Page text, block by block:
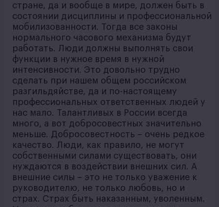
стране, да и вообще в мире, должен быть в
состоянии дисциплины и профессиональной
мобилизованности. Тогда все законы
нормального часового механизма будут
работать. Люди должны выполнять свои
функции в нужное время в нужной
интенсивности. Это довольно трудно
сделать при нашем общем российском
разгильдяйстве, да и по-настоящему
профессиональных ответственных людей у
нас мало. Талантливых в России всегда
много, а вот добросовестных значительно
меньше. Добросовестность – очень редкое
качество. Люди, как правило, не могут
собственными силами существовать, они
нуждаются в воздействии внешних сил. А
внешние силы – это не только уважение к
руководителю, не только любовь, но и
страх. Страх быть наказанным, уволенным.